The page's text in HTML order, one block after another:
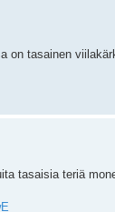
tasainen
tasaisia teriä